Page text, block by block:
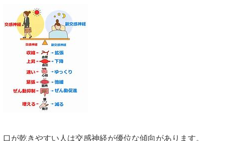
口が乾きやすい人は交感神経が優位な傾向があります。